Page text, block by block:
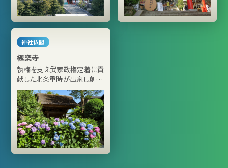
神社仏閣
極楽寺
執権を支え武家政権定着に貢
献した北条重時が出家し創建
した真言律宗の寺院